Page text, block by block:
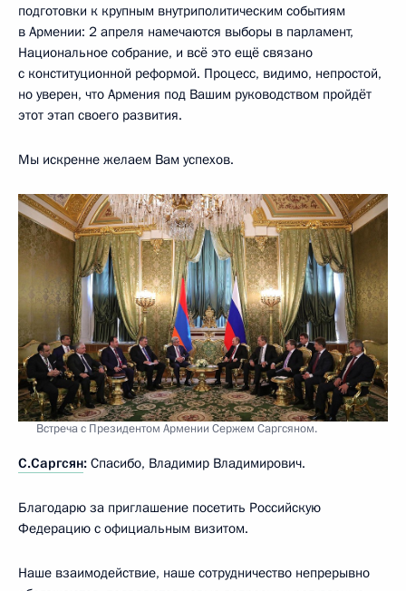
подготовки к крупным внутриполитическим событиям
в Армении: 2 апреля намечаются выборы в парламент,
Национальное собрание, и всё это ещё связано
с конституционной реформой. Процесс, видимо, непростой,
но уверен, что Армения под Вашим руководством пройдёт
этот этап своего развития.
Мы искренне желаем Вам успехов.
Встреча с Президентом Армении Сержем Саргсяном.
С.Саргсян: Спасибо, Владимир Владимирович.
Благодарю за приглашение посетить Российскую
Федерацию с официальным визитом.
Наше взаимодействие, наше сотрудничество непрерывно